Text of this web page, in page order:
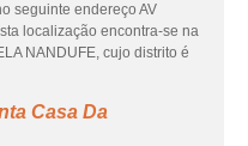
seguinte endereço AV
localização encontra-se na
NANDUFE, cujo distrito é
Casa Da